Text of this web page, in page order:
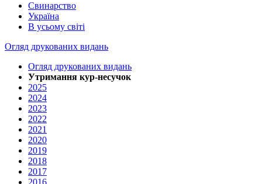
Свинарство
Україна
В усьому світі
Огляд друкованих видань
Огляд друкованих видань
Утримання кур-несучок
2025
2024
2023
2022
2021
2020
2019
2018
2017